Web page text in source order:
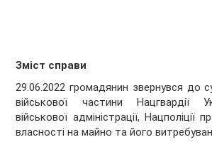
Зміст справи
29.06.2022 громадянин звернувся до
військової частини Нацгвардії
військової адміністрації, Нацполіції
власності на майно та його